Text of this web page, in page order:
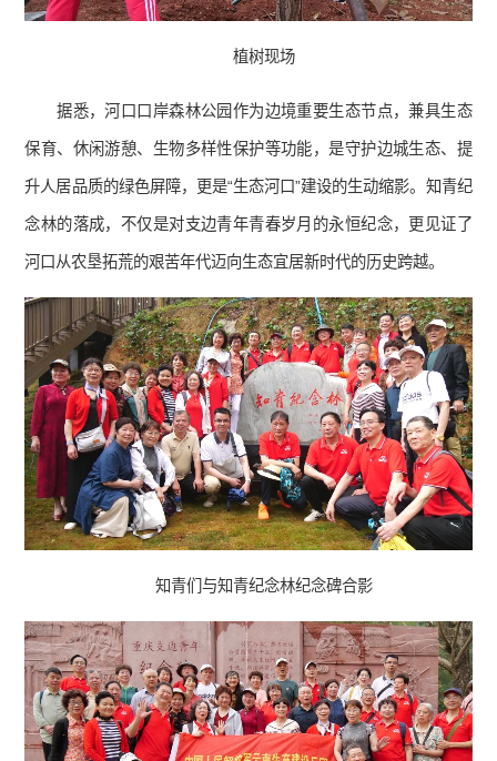
植树现场
据悉，河口口岸森林公园作为边境重要生态节点，兼具生态
保育、休闲游憩、生物多样性保护等功能，是守护边城生态、提
升人居品质的绿色屏障，更是“生态河口”建设的生动缩影。知青纪
念林的落成，不仅是对支边青年青春岁月的永恒纪念，更见证了
河口从农垦拓荒的艰苦年代迈向生态宜居新时代的历史跨越。
知青们与知青纪念林纪念碑合影